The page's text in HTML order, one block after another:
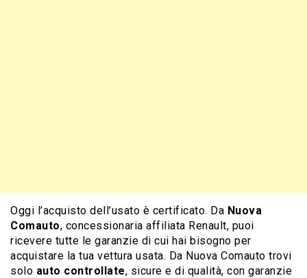
Oggi l’acquisto dell’usato è certificato. Da Nuova
Comauto, concessionaria affiliata Renault, puoi
ricevere tutte le garanzie di cui hai bisogno per
acquistare la tua vettura usata. Da Nuova Comauto trovi
solo auto controllate, sicure e di qualità, con garanzie